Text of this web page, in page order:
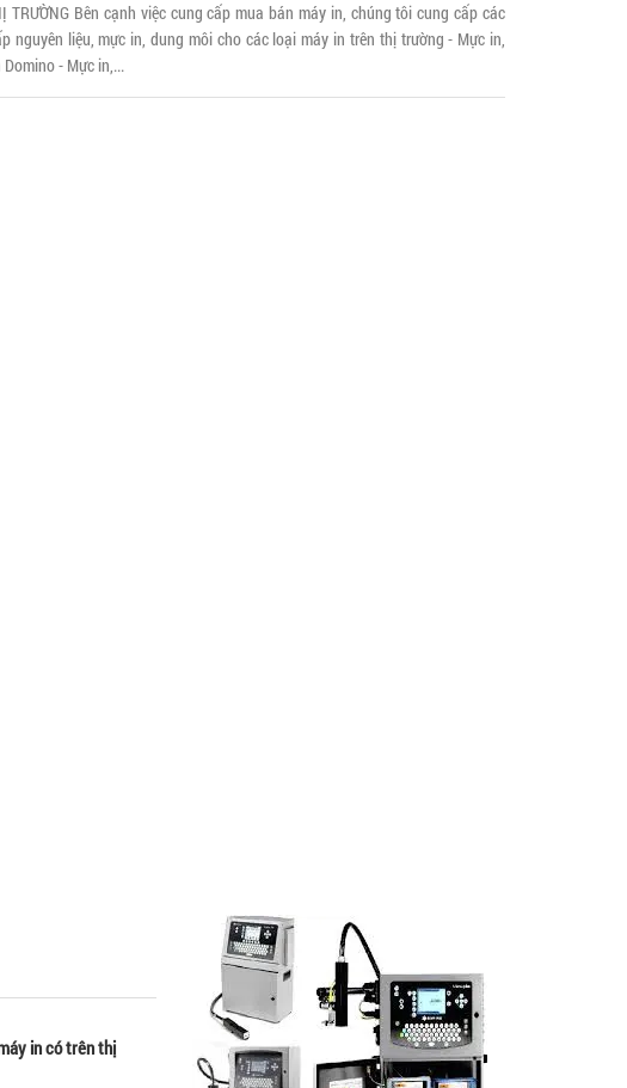
TRƯỜNG Bên cạnh việc cung cấp mua bán máy in, chúng tôi cung cấp các
nguyên liệu, mực in, dung môi cho các loại máy in trên thị trường - Mực in,
- Mực in,...
in có trên thị